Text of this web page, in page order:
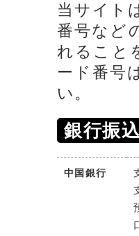
当サイト
番号など
れること
ード番号
い。
銀行振
中国銀行